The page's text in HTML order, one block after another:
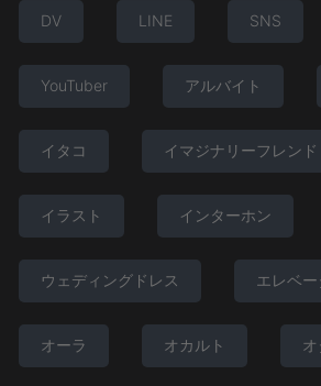
DV LINE SNS
YouTuber アルバイト
イタコ イマジナリーフレンド
イラスト インターホン
ウェディングドレス エレベ
オーラ オカルト